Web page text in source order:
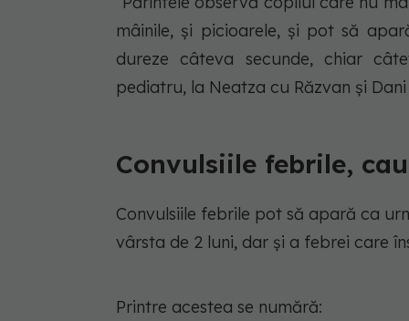
mâinile, și picioarele, și pot să
dureze câteva secunde, chiar
pediatru, la Neatza cu Răzvan și
Convulsiile febrile,
Convulsiile febrile pot să apară ca
vârsta de 2 luni, dar și a febrei care
Printre acestea se numără: